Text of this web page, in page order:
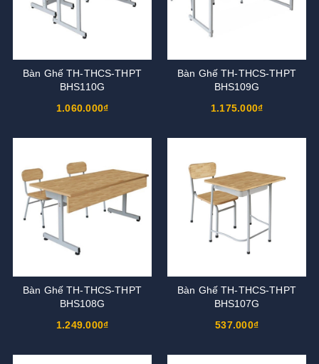
Bàn Ghế TH-THCS-THPT
BHS110G
1.060.000₫
Bàn Ghế TH-THCS-THPT
BHS109G
1.175.000₫
Bàn Ghế TH-THCS-THPT
BHS108G
1.249.000₫
Bàn Ghế TH-THCS-THPT
BHS107G
537.000₫